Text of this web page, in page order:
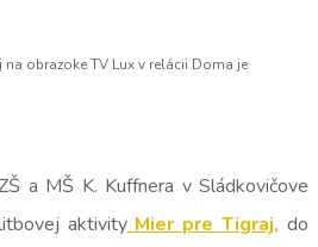
obrazoke TV Lux v relácii Doma je
a MŠ K. Kuffnera v Sládkovičove
aktivityMier pre Tigraj, do